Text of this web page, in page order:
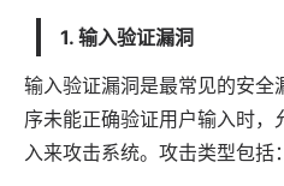
1. 输入验证漏洞
输入验证漏洞是最常见的安全
序未能正确验证用户输入时
入来攻击系统。攻击类型包括：